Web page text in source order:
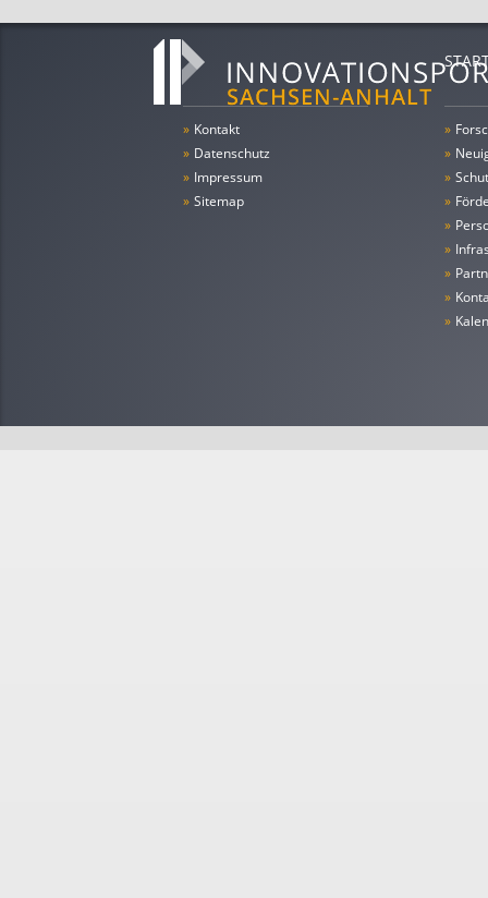
» Kontakt
» Datenschutz
» Impressum
» Sitemap
»
»
»
»
»
»
»
»
»